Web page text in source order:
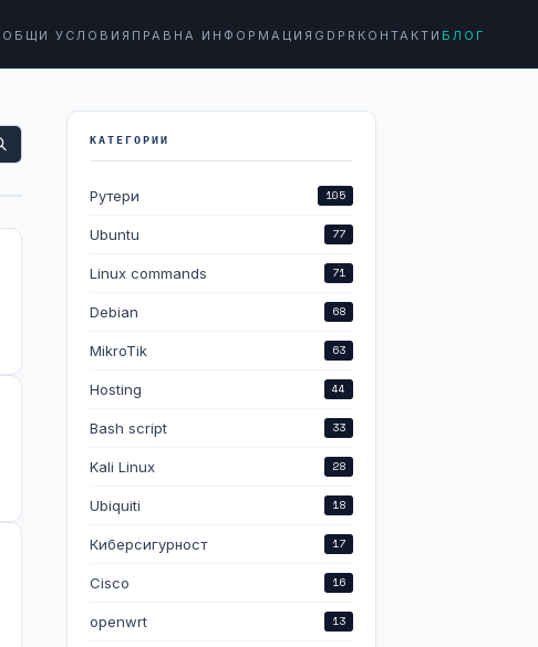
ОБЩИ УСЛОВИЯ ПРАВНА ИНФОРМАЦИЯ GDPR КОНТАКТИ БЛОГ
КАТЕГОРИИ
Рутери 105
Ubuntu 77
Linux commands 71
Debian 68
MikroTik 63
Hosting 44
Bash script 33
Kali Linux 28
Ubiquiti 18
Киберсигурност 17
Cisco 16
openwrt 13